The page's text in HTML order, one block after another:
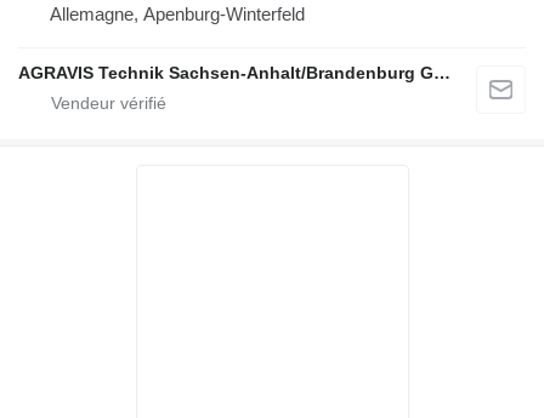
Allemagne, Apenburg-Winterfeld
AGRAVIS Technik Sachsen-Anhalt/Brandenburg GmbH